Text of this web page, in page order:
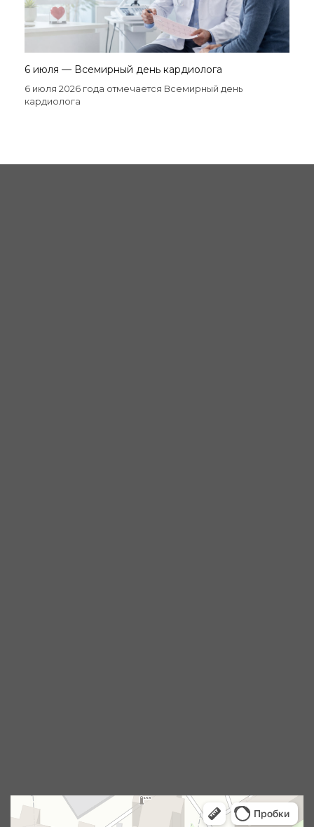
6 июля — Всемирный день кардиолога
6 июля 2026 года отмечается Всемирный день
кардиолога